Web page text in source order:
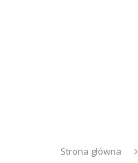
Strona główna